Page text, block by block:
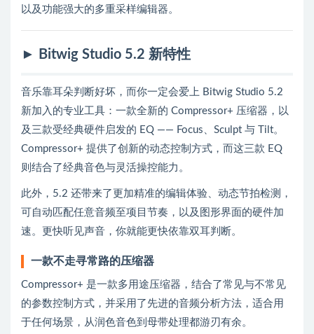
以及功能强大的多重采样编辑器。
► Bitwig Studio 5.2 新特性
音乐靠耳朵判断好坏，而你一定会爱上 Bitwig Studio 5.2
新加入的专业工具：一款全新的 Compressor+ 压缩器，以
及三款受经典硬件启发的 EQ —— Focus、Sculpt 与 Tilt。
Compressor+ 提供了创新的动态控制方式，而这三款 EQ
则结合了经典音色与灵活操控能力。
此外，5.2 还带来了更加精准的编辑体验、动态节拍检测，
可自动匹配任意音频至项目节奏，以及图形界面的硬件加
速。更快听见声音，你就能更快依靠双耳判断。
一款不走寻常路的压缩器
Compressor+ 是一款多用途压缩器，结合了常见与不常见
的参数控制方式，并采用了先进的音频分析方法，适合用
于任何场景，从润色音色到母带处理都游刃有余。